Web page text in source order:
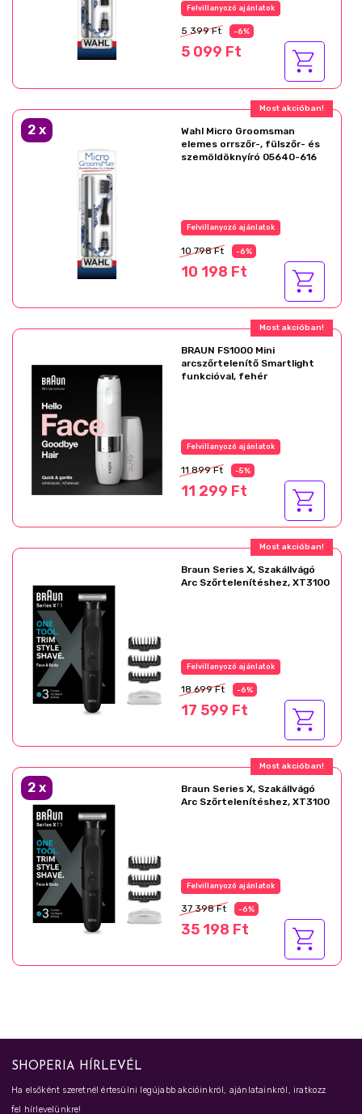
Felvillanyozó ajánlatok
5 399 Ft -6%
5 099 Ft
Most akcióban!
2 x
Wahl Micro Groomsman
elemes orrszőr-, fülszőr- és
szemöldöknyíró 05640-616
Felvillanyozó ajánlatok
10 798 Ft -6%
10 198 Ft
Most akcióban!
BRAUN FS1000 Mini
arcszőrtelenítő Smartlight
funkcióval, fehér
Felvillanyozó ajánlatok
11 899 Ft -5%
11 299 Ft
Most akcióban!
Braun Series X, Szakállvágó
Arc Szőrtelenítéshez, XT3100
Felvillanyozó ajánlatok
18 699 Ft -6%
17 599 Ft
Most akcióban!
2 x
Braun Series X, Szakállvágó
Arc Szőrtelenítéshez, XT3100
Felvillanyozó ajánlatok
37 398 Ft -6%
35 198 Ft
SHOPERIA HÍRLEVÉL
Ha elsőként szeretnél értesülni legújabb akcióinkról, ajánlatainkról, iratkozz
fel hírlevelünkre!